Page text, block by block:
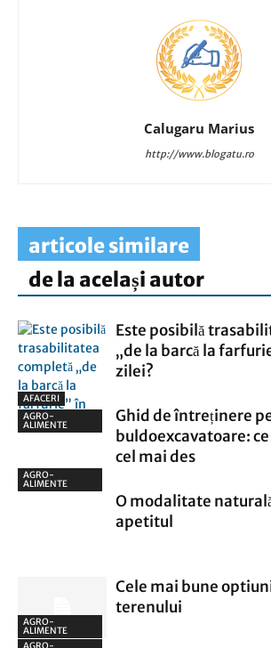
Calugaru Marius
http://www.blogatu.ro
articole similare
de la același autor
AGRO-
ALIMENTE
Este posibilă
„de la barcă la
zilei?
AFACERI
Ghid de întreținere
buldoexcavatoare:
cel mai des
AGRO-
ALIMENTE
O modalitate
apetitul
AGRO-
ALIMENTE
Cele mai bune
terenului